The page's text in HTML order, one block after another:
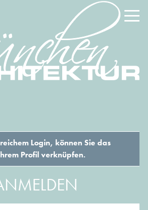
Login, können Sie das
Profil verknüpfen.